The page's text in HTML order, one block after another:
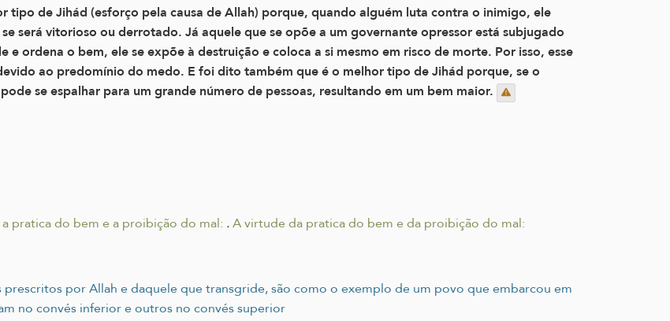
tipo de Jihád (esforço pela causa de Allah) porque, quando alguém luta contra o inimigo, ele
será vitorioso ou derrotado. Já aquele que se opõe a um governante opressor está subjugado
ordena o bem, ele se expõe à destruição e coloca a si mesmo em risco de morte. Por isso, esse
ao predomínio do medo. E foi dito também que é o melhor tipo de Jihád porque, se o
se espalhar para um grande número de pessoas, resultando em um bem maior.
pratica do bem e a proibição do mal: .A virtude da pratica do bem e da proibição do mal:
por Allah e daquele que transgride, são como o exemplo de um povo que embarcou em
no convés inferior e outros no convés superior